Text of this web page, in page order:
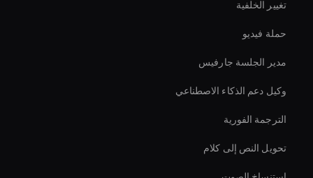
تغيير الخلفية
حملة فيديو
مدير الجلسة جارفيس
وكيل دعم الذكاء الاصطناعي
الترجمة الفورية
تحويل النص إلى كلام